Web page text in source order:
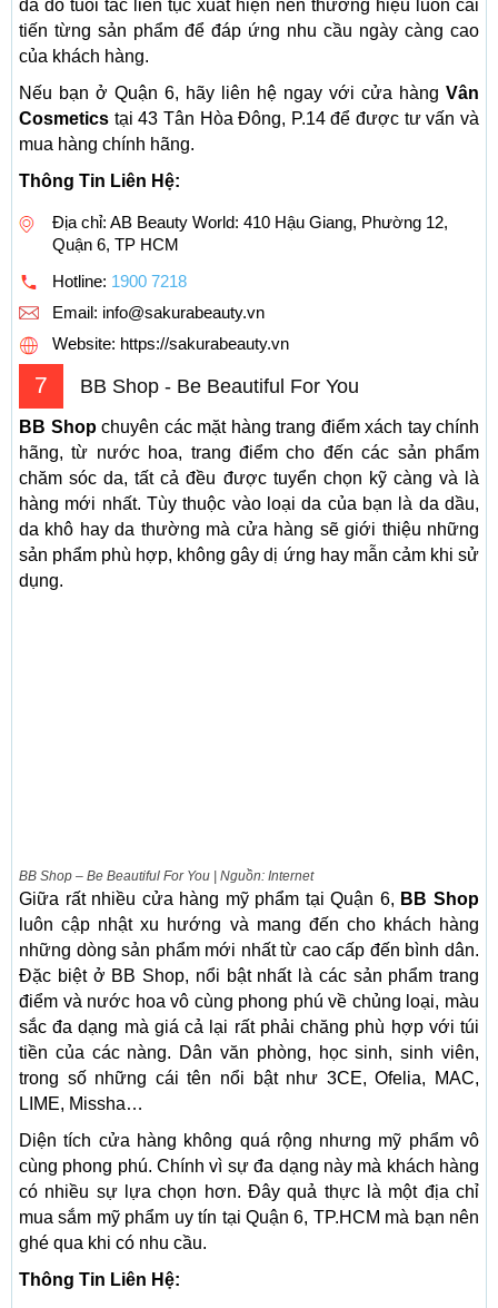
da do tuổi tác liên tục xuất hiện nên thương hiệu luôn cải
tiến từng sản phẩm để đáp ứng nhu cầu ngày càng cao
của khách hàng.
Nếu bạn ở Quận 6, hãy liên hệ ngay với cửa hàng Vân
Cosmetics tại 43 Tân Hòa Đông, P.14 để được tư vấn và
mua hàng chính hãng.
Thông Tin Liên Hệ:
Địa chỉ: AB Beauty World: 410 Hậu Giang, Phường 12,
Quận 6, TP HCM
Hotline: 1900 7218
Email: info@sakurabeauty.vn
Website: https://sakurabeauty.vn
7 BB Shop - Be Beautiful For You
BB Shopchuyên các mặt hàng trang điểm xách tay chính
hãng, từ nước hoa, trang điểm cho đến các sản phẩm
chăm sóc da, tất cả đều được tuyển chọn kỹ càng và là
hàng mới nhất. Tùy thuộc vào loại da của bạn là da dầu,
da khô hay da thường mà cửa hàng sẽ giới thiệu những
sản phẩm phù hợp, không gây dị ứng hay mẫn cảm khi sử
dụng.
BB Shop – Be Beautiful For You | Nguồn: Internet
Giữa rất nhiều cửa hàng mỹ phẩm tại Quận 6, BB Shop
luôn cập nhật xu hướng và mang đến cho khách hàng
những dòng sản phẩm mới nhất từ ​​cao cấp đến bình dân.
Đặc biệt ở BB Shop, nổi bật nhất là các sản phẩm trang
điểm và nước hoa vô cùng phong phú về chủng loại, màu
sắc đa dạng mà giá cả lại rất phải chăng phù hợp với túi
tiền của các nàng. Dân văn phòng, học sinh, sinh viên,
trong số những cái tên nổi bật như 3CE, Ofelia, MAC,
LIME, Missha…
Diện tích cửa hàng không quá rộng nhưng mỹ phẩm vô
cùng phong phú. Chính vì sự đa dạng này mà khách hàng
có nhiều sự lựa chọn hơn. Đây quả thực là một địa chỉ
mua sắm mỹ phẩm uy tín tại Quận 6, TP.HCM mà bạn nên
ghé qua khi có nhu cầu.
Thông Tin Liên Hệ: